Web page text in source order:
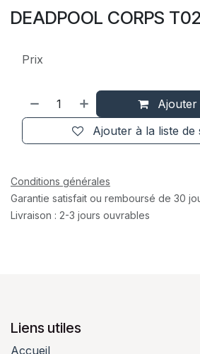
DEADPOOL CORPS T02
Ajouter à la liste de
Prix
Conditions générales
Garantie satisfait ou remboursé de 30
Livraison : 2-3 jours ouvrables
Liens utiles
Accueil